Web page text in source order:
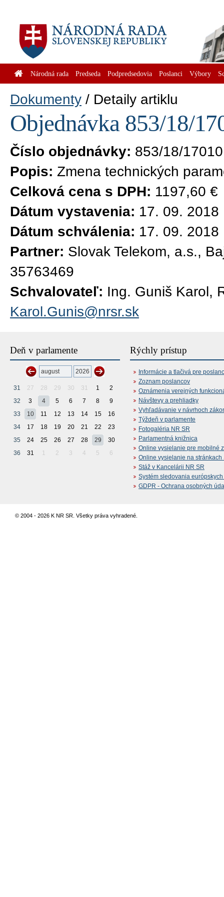
Národná rada Predseda Podpredsedovia Poslanci Výbory
Dokumenty Detaily artiklu
Objednávka 853/18/
Číslo objednávky: 853/18/17010
Popis: Zmena technických
Celková cena s DPH: 1197,60 €
Dátum vystavenia: 17. 09. 2018
Dátum schválenia: 17. 09. 2018
Partner: Slovak Telekom, a.s.,
35763469
Schvalovateľ: Ing. Guniš Karol,
Karol.Gunis@nrsr.sk
Deň v parlamente
31 27 28 29 30 31 1
2
32
3 4 5 6 7 8
9
33
10 11 12 13 14 15
16
34
17 18 19 20 21 22
23
35
24 25 26 27 28 29
30
36
31 1 2 3 4 5 6
Rýchly prístup
Informácie a tlačivá pre
Zoznam poslancov
Oznámenia verejných
Návštevy a prehliadky
Vyhľadávanie v návrhoch
Týždeň v parlamente
Fotogaléria NR SR
Parlamentná knižnica
Online vysielanie pre mobilné
Online vysielanie na stránkach
Stáž v Kancelárii NR SR
Systém sledovania
GDPR - Ochrana osobných
© 2004 - 2026 K NR SR. Všetky práva vyhradené.